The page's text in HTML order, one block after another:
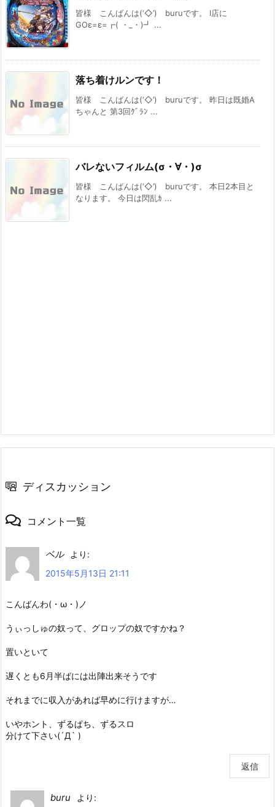
皆様 こんばんは(‘◇’)ゞburuです。 I店に
GOε=ε=┏( ・_・)┛ ...
落ち着けルンです！
皆様 こんばんは(‘◇’)ゞburuです。 昨日は既婚A
ちゃんと 第3回ｸﾞﾗﾝ ...
バレないフィルム(σ・∀・)σ
皆様 こんばんは(‘◇’)ゞburuです。 本日2本目と
なります。 今日は閃乱ｶ ...
ディスカッション
コメント一覧
ベル
より:
2015年5月13日 21:11
こんばんわ(・ω・)ノ
うぃっしゅの奴って、グロップの奴ですかね？
置いといて
遅くとも6月半ばには出陣出来そうです
それまでに収入があれば早めに行けますが…
いやホント、ずるぱち、ずるスロ
分けて下さい(´Д` )
返信
buru より: